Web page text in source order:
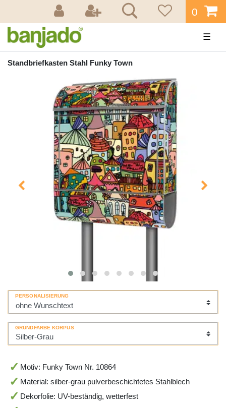
0
☰
Standbriefkasten Stahl Funky Town
PERSONALISIERUNG
GRUNDFARBE KORPUS
Motiv: Funky Town Nr. 10864
Material: silber-grau pulverbeschichtetes Stahlblech
Dekorfolie: UV-beständig, wetterfest